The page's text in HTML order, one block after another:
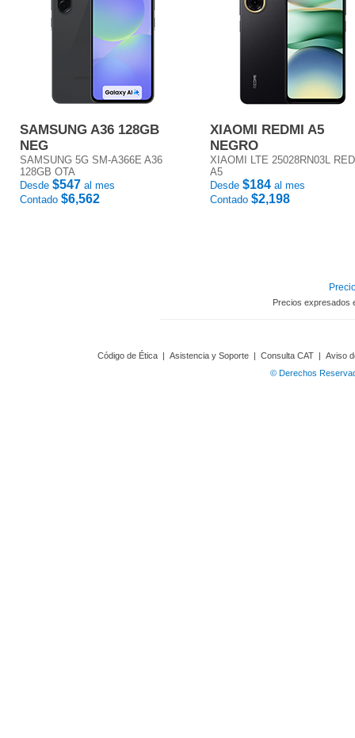
SAMSUNG A36 128GB
NEG
SAMSUNG 5G SM-A366E A36
128GB OTA
Desde $547 al mes
Contado $6,562
XIAOMI REDMI A5
NEGRO
XIAOMI LTE 25028RN03L
A5
Desde $184 al mes
Contado $2,198
Precios expresados
Código de Ética | Asistencia y Soporte | Consulta CAT | Aviso
© Derechos